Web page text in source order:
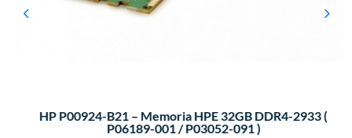
HP P00924-B21 – Memoria HPE 32GB DDR4-2933 (
P06189-001 / P03052-091 )